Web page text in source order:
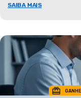
SAIBA MAIS